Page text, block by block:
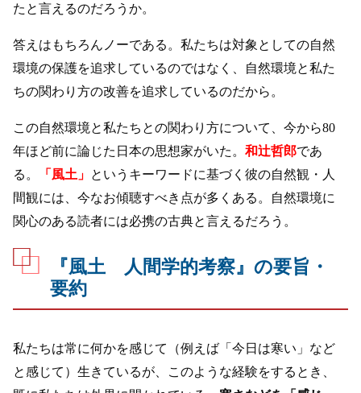
たと言えるのだろうか。
答えはもちろんノーである。私たちは対象としての自然
環境の保護を追求しているのではなく、自然環境と私た
ちの関わり方の改善を追求しているのだから。
この自然環境と私たちとの関わり方について、今から80
年ほど前に論じた日本の思想家がいた。和辻哲郎であ
る。
「風土」 というキーワードに基づく彼の自然観・人
間観には、今なお傾聴すべき点が多くある。自然環境に
関心のある読者には必携の古典と言えるだろう。
『風土 人間学的考察』の要旨・
要約
私たちは常に何かを感じて（例えば「今日は寒い」など
と感じて）生きているが、このような経験をするとき、